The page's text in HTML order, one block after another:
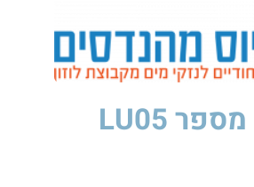
מספר LU05